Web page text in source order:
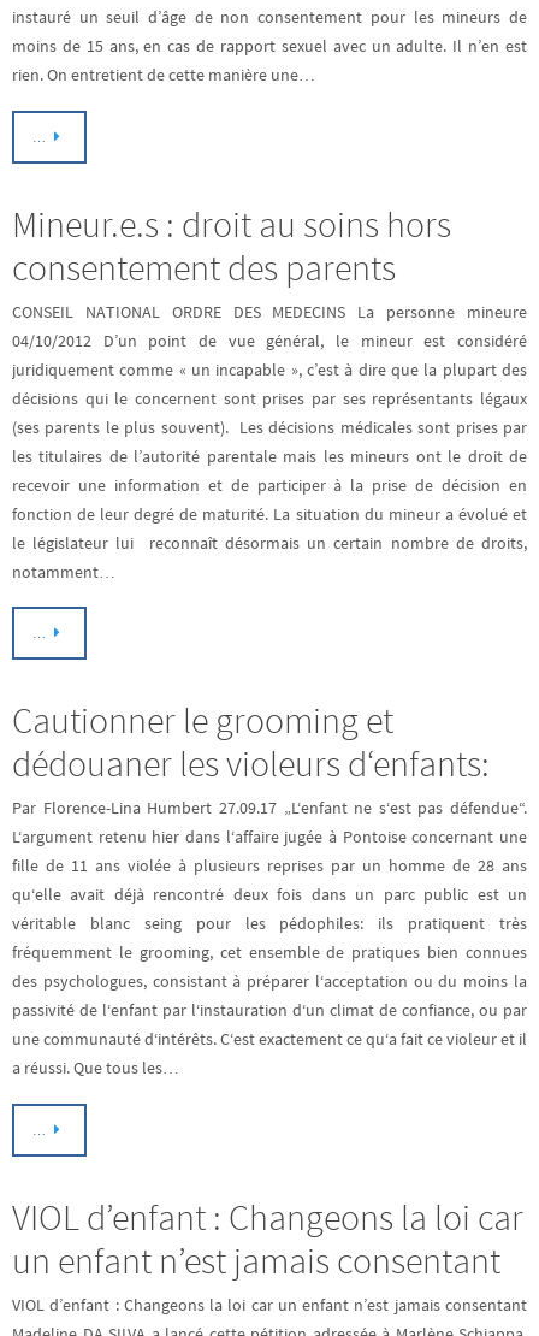
instauré un seuil d’âge de non consentement pour les mineurs de
moins de 15 ans, en cas de rapport sexuel avec un adulte. Il n’en est
rien. On entretient de cette manière une…
Mineur.e.s : droit au soins hors
consentement des parents
CONSEIL NATIONAL ORDRE DES MEDECINS La personne mineure
04/10/2012 D’un point de vue général, le mineur est considéré
juridiquement comme « un incapable », c’est à dire que la plupart des
décisions qui le concernent sont prises par ses représentants légaux
(ses parents le plus souvent). Les décisions médicales sont prises par
les titulaires de l’autorité parentale mais les mineurs ont le droit de
recevoir une information et de participer à la prise de décision en
fonction de leur degré de maturité. La situation du mineur a évolué et
le législateur lui reconnaît désormais un certain nombre de droits,
notamment…
…
Cautionner le grooming et
dédouaner les violeurs d‘enfants:
Par Florence-Lina Humbert 27.09.17 „L‘enfant ne s‘est pas défendue“.
L‘argument retenu hier dans l‘affaire jugée à Pontoise concernant une
fille de 11 ans violée à plusieurs reprises par un homme de 28 ans
qu‘elle avait déjà rencontré deux fois dans un parc public est un
véritable blanc seing pour les pédophiles: ils pratiquent très
fréquemment le grooming, cet ensemble de pratiques bien connues
des psychologues, consistant à préparer l‘acceptation ou du moins la
passivité de l‘enfant par l‘instauration d‘un climat de confiance, ou par
une communauté d‘intérêts. C‘est exactement ce qu‘a fait ce violeur et il
a réussi. Que tous les…
VIOL d’enfant : Changeons la loi car
un enfant n’est jamais consentant
VIOL d’enfant : Changeons la loi car un enfant n’est jamais consentant